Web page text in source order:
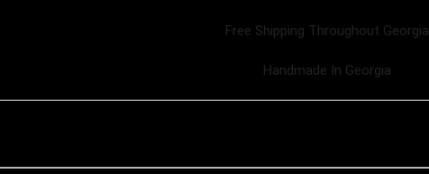
Free Shipping Throughout Georgia
Handmade In Georgia